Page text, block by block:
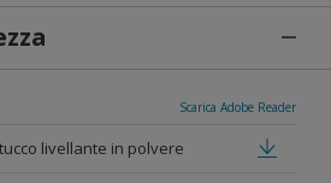
Scarica Adobe Reader
livellante in polvere